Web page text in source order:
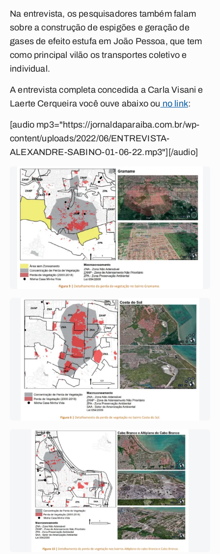
Na entrevista, os pesquisadores também falam
sobre a construção de espigões e geração de
gases de efeito estufa em João Pessoa, que tem
como principal vilão os transportes coletivo e
individual.
A entrevista completa concedida a Carla Visani e
Laerte Cerqueira você ouve abaixo ou no link:
[audio mp3="https://jornaldaparaiba.com.br/wp-
content/uploads/2022/06/ENTREVISTA-
ALEXANDRE-SABINO-01-06-22.mp3"][/audio]